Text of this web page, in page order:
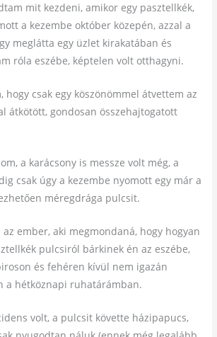
mit kezdeni, amikor egy pasztellkék,
a kezembe október közepén, azzal a
meglátta egy üzlet kirakatában és
róla eszébe, képtelen volt otthagyni.
hogy csak egy köszönömmel átvettem az
átkötött, gondosan összehajtogatott
a karácsony is messze volt még, a
csak úgy a kezembe nyomott egy már a
méregdrága pulcsit.
ember, aki megmondaná, hogy hogyan
pulcsiról bárkinek én az eszébe,
és fehéren kívül nem igazán
a hétköznapi ruhatárámban.
volt, a pulcsit követte házipapucs,